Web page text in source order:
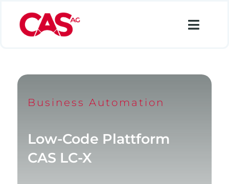
Inhalt
springen
Industry
Retail
Lösungen
Business Automation
Low-Code Plattform
CAS LC-X